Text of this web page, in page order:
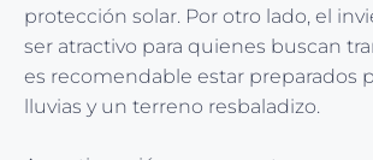
protección solar. Por otro lado, el
ser atractivo para quienes buscan
es recomendable estar preparados
lluvias y un terreno resbaladizo.